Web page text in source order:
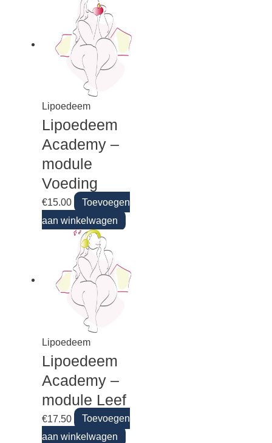
Lipoedeem
Lipoedeem
Academy –
module
Voeding
€15.00
Toevoegen
aan winkelwagen
Lipoedeem
Lipoedeem
Academy –
module Leef
€17.50
Toevoegen
aan winkelwagen